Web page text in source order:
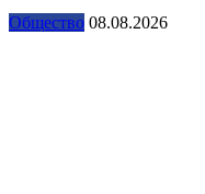
Общество 08.08.2026